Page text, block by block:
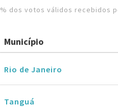
% dos votos válidos recebidos
Município
Rio de Janeiro
Tanguá